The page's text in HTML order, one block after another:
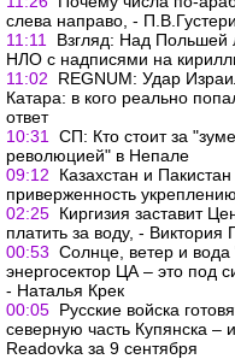
слева направо, -
11:11
Взгляд: Над Польшей
НЛО с надписями на
11:02
REGNUM: Удар
Катара: в кого реально
ответ
10:31
СП: Кто стоит за
революцией" в Непале
09:12
Казахстан и
приверженность
02:25 Киргизия заставит
платить за воду, -
00:53 Солнце, ветер и вода
энергосектор ЦА – это под
- Наталья Крек
00:05 Русские войска
северную часть Купянска –
Readovka за 9 сентября